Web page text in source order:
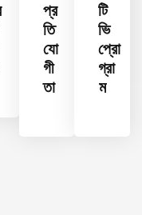
প্র
তি
যো
গী
তা
টি
ভি
প্রো
গ্রা
ম